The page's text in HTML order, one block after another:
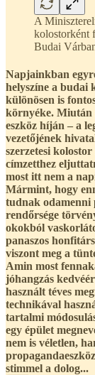
A
kolostorként
Budai
Napjainkban
helyszíne a budai
különösen is
környéke. Miután
eszköz híján – a
vezetőjének
szerzetesi
címzetthez
most itt nem a
Mármint, hogy
tudnak odamenni
rendőrsége
okokból
panaszos
viszont meg a
Amin most
jóhangzás
használt téves
technikával
tartalmi
egy épület
nem is véletlen,
stimmel a dolog...